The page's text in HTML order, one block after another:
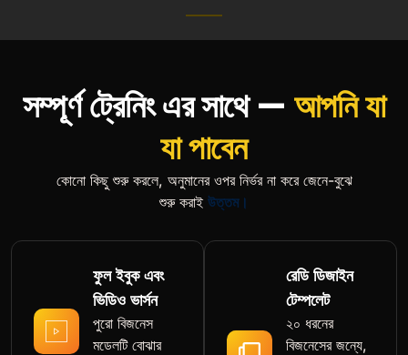
সম্পূর্ণ ট্রেনিং এর সাথে — আপনি যা
যা পাবেন
কোনো কিছু শুরু করলে, অনুমানের ওপর নির্ভর না করে জেনে-বুঝে
শুরু করাই উত্তম।
ফুল ইবুক এবং
ভিডিও ভার্সন
পুরো বিজনেস
মডেলটি বোঝার
রেডি ডিজাইন
টেম্পলেট
২০ ধরনের
বিজনেসের জন্যে,